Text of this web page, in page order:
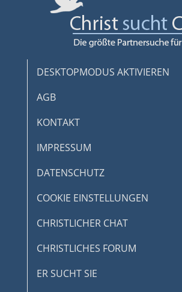
DESKTOPMODUS AKTIVIEREN
AGB
KONTAKT
IMPRESSUM
DATENSCHUTZ
COOKIE EINSTELLUNGEN
CHRISTLICHER CHAT
CHRISTLICHES FORUM
ER SUCHT SIE